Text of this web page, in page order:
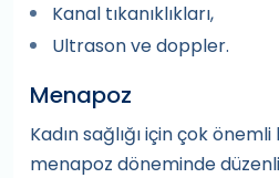
Kanal tıkanıklıkları,
Ultrason ve doppler.
Menapoz
Kadın sağlığı için çok
menapoz döneminde